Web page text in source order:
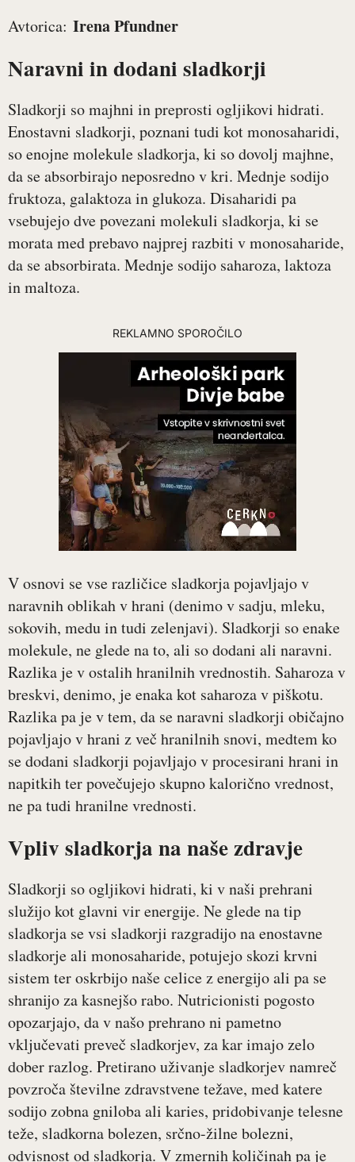
Avtorica: Irena Pfundner
Naravni in dodani sladkorji
Sladkorji so majhni in preprosti ogljikovi hidrati.
Enostavni sladkorji, poznani tudi kot monosaharidi,
so enojne molekule sladkorja, ki so dovolj majhne,
da se absorbirajo neposredno v kri. Mednje sodijo
fruktoza, galaktoza in glukoza. Disaharidi pa
vsebujejo dve povezani molekuli sladkorja, ki se
morata med prebavo najprej razbiti v monosaharide,
da se absorbirata. Mednje sodijo saharoza, laktoza
in maltoza.
REKLAMNO SPOROČILO
V osnovi se vse različice sladkorja pojavljajo v
naravnih oblikah v hrani (denimo v sadju, mleku,
sokovih, medu in tudi zelenjavi). Sladkorji so enake
molekule, ne glede na to, ali so dodani ali naravni.
Razlika je v ostalih hranilnih vrednostih. Saharoza v
breskvi, denimo, je enaka kot saharoza v piškotu.
Razlika pa je v tem, da se naravni sladkorji običajno
pojavljajo v hrani z več hranilnih snovi, medtem ko
se dodani sladkorji pojavljajo v procesirani hrani in
napitkih ter povečujejo skupno kalorično vrednost,
ne pa tudi hranilne vrednosti.
Vpliv sladkorja na naše zdravje
Sladkorji so ogljikovi hidrati, ki v naši prehrani
služijo kot glavni vir energije. Ne glede na tip
sladkorja se vsi sladkorji razgradijo na enostavne
sladkorje ali monosaharide, potujejo skozi krvni
sistem ter oskrbijo naše celice z energijo ali pa se
shranijo za kasnejšo rabo. Nutricionisti pogosto
opozarjajo, da v našo prehrano ni pametno
vključevati preveč sladkorjev, za kar imajo zelo
dober razlog. Pretirano uživanje sladkorjev namreč
povzroča številne zdravstvene težave, med katere
sodijo zobna gniloba ali karies, pridobivanje telesne
teže, sladkorna bolezen, srčno-žilne bolezni,
odvisnost od sladkorja. V zmernih količinah pa je